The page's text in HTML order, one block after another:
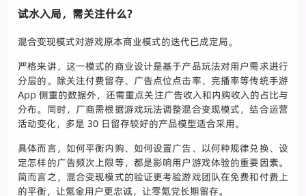
试水入局，需关注什么?
混合变现模式对游戏原本商业模式的迭代已成定局。
严格来讲，这一模式的商业设计是基于产品玩法对用户需求进行
分层的。除关注付费留存、广告点位点击率、完播率等传统手游
App 侧重的数据外，还需重点关注广告收入和内购收入的占比与
分布。同时，厂商需根据游戏玩法调整混合变现模式，结合运营
活动变化，多是 30 日留存较好的产品模型适合采用。
具体而言，如何平衡内购、如何设置广告、以何种规律兑换、设
定怎样的广告频次上限等，都是影响用户游戏体验的重要因素。
简而言之，混合变现模式的验证更考验游戏团队在免费和付费上
的平衡，让氪金用户更忠诚，让零氪党长期留存。